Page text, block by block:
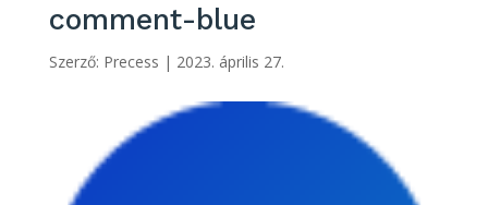
comment-blue
Szerző: Precess | 2023. április 27.